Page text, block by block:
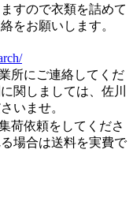
すので衣類を詰めて
をお願いします。
所にご連絡してくだ
関しましては、佐川
いませ。
荷依頼をしてくださ
場合は送料を実費で